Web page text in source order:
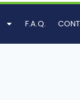
F.A.Q.